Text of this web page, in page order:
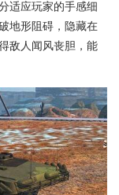
适应玩家的手感细
地形阻碍，隐藏在
敌人闻风丧胆，能